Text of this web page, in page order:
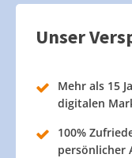
Unser
Mehr als 15
digitalen
100%
persönlicher